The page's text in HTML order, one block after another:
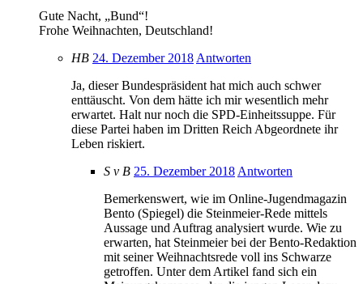
Gute Nacht, „Bund“!
Frohe Weihnachten, Deutschland!
HB 24. Dezember 2018 Antworten
Ja, dieser Bundespräsident hat mich auch schwer
enttäuscht. Von dem hätte ich mir wesentlich mehr
erwartet. Halt nur noch die SPD-Einheitssuppe. Für
diese Partei haben im Dritten Reich Abgeordnete ihr
Leben riskiert.
S v B 25. Dezember 2018 Antworten
Bemerkenswert, wie im Online-Jugendmagazin
Bento (Spiegel) die Steinmeier-Rede mittels
Aussage und Auftrag analysiert wurde. Wie zu
erwarten, hat Steinmeier bei der Bento-Redaktion
mit seiner Weihnachtsrede voll ins Schwarze
getroffen. Unter dem Artikel fand sich ein